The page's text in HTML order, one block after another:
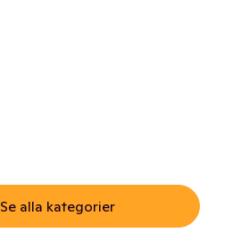
Se alla kategorier